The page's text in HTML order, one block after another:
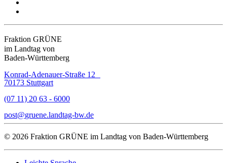
Fraktion GRÜNE
im Landtag von
Baden-Württemberg
Konrad-Adenauer-Straße 12
70173 Stuttgart
(07 11) 20 63 - 6000
post
gruene.landtag-bw de
© 2026 Fraktion GRÜNE im Landtag von Baden-Württemberg